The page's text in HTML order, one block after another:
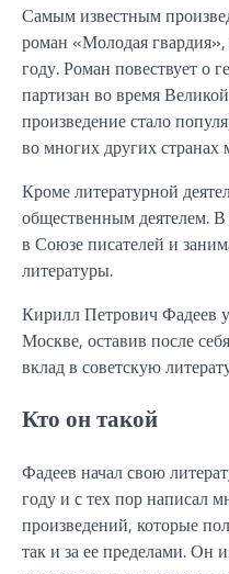
Самым известным
роман «Молодая
году. Роман повествует о
партизан во время
произведение стало
во многих других странах
Кроме литературной
общественным деятелем.
в Союзе писателей и
литературы.
Кирилл Петрович Фадеев
Москве, оставив после
вклад в советскую
Кто он такой
Фадеев начал свою
году и с тех пор написал
произведений, которые
так и за ее пределами. Он